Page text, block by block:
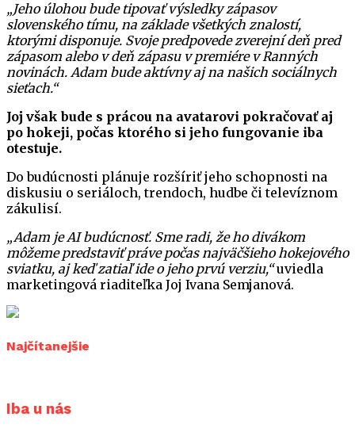
„Jeho úlohou bude tipovať výsledky zápasov
slovenského tímu, na základe všetkých znalostí,
ktorými disponuje. Svoje predpovede zverejní deň pred
zápasom alebo v deň zápasu v premiére v Ranných
novinách. Adam bude aktívny aj na našich sociálnych
sieťach.“
Joj však bude s prácou na avatarovi pokračovať aj
po hokeji, počas ktorého si jeho fungovanie iba
otestuje.
Do budúcnosti plánuje rozšíriť jeho schopnosti na
diskusiu o seriáloch, trendoch, hudbe či televíznom
zákulisí.
„Adam je AI budúcnosť. Sme radi, že ho divákom
môžeme predstaviť práve počas najväčšieho hokejového
sviatku, aj keď zatiaľ ide o jeho prvú verziu,“uviedla
marketingová riaditeľka Joj Ivana Semjanová.
Najčítanejšie
Iba u nás